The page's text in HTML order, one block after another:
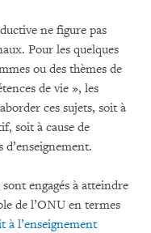
ne figure pas
Pour les quelques
ou des thèmes de
de vie », les
ces sujets, soit à
soit à cause de
engagés à atteindre
de l’ONU en termes
à l’enseignement